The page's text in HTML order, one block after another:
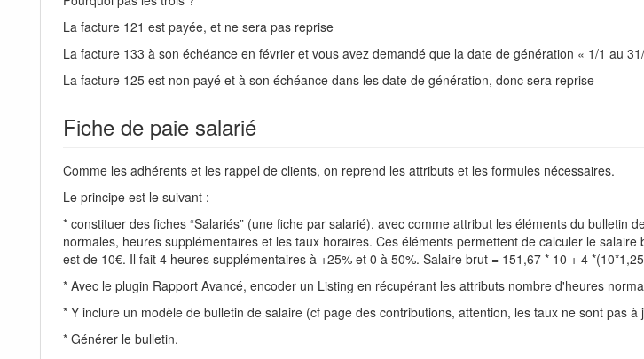
La facture 121 est payée, et ne sera pas reprise
La facture 133 à son échéance en février et vous avez demandé que la date de génération « 1/1 au
La facture 125 est non payé et à son échéance dans les date de génération, donc sera reprise
Fiche de paie salarié
Comme les adhérents et les rappel de clients, on reprend les attributs et les formules nécessaires.
Le principe est le suivant :
* constituer des fiches “Salariés” (une fiche par salarié), avec comme attribut les éléments du
normales, heures supplémentaires et les taux horaires. Ces éléments permettent de calculer le
est de 10€. Il fait 4 heures supplémentaires à +25% et 0 à 50%. Salaire brut = 151,67 * 10 + 4
* Avec le plugin Rapport Avancé, encoder un Listing en récupérant les attributs nombre d'heures
* Y inclure un modèle de bulletin de salaire (cf page des contributions, attention, les taux ne sont pas à
* Générer le bulletin.